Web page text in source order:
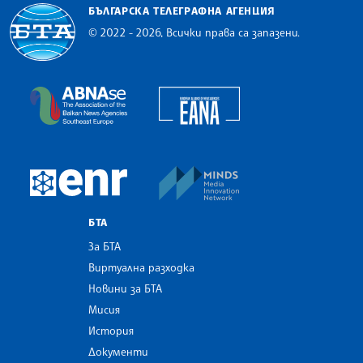
БЪЛГАРСКА ТЕЛЕГРАФНА АГЕНЦИЯ
© 2022 - 2026, Всички права са запазени.
The Assocoation of the Balkan News Agencies
European Newsroom
БТА
За БТА
Виртуална разходка
Новини за БТА
Мисия
История
Документи